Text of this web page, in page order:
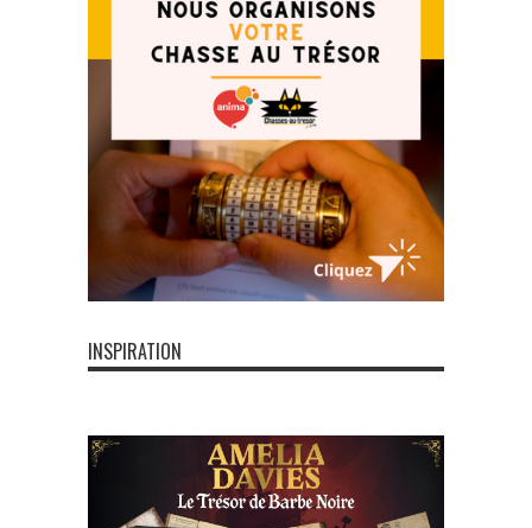
INSPIRATION